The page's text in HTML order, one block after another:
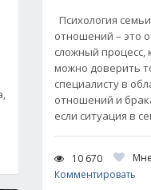
Психология
отношений – это
сложный процесс,
можно доверить
специалисту в
отношений и
если ситуация в
10 670
Комментировать